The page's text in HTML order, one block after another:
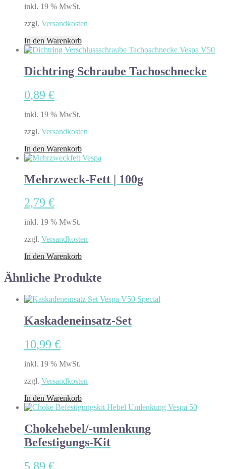
inkl. 19 % MwSt.
zzgl. Versandkosten
In den Warenkorb
Dichtring Schraube Tachoschnecke
0,89 €
inkl. 19 % MwSt.
zzgl. Versandkosten
In den Warenkorb
Mehrzweck-Fett | 100g
2,79 €
inkl. 19 % MwSt.
zzgl. Versandkosten
In den Warenkorb
Ähnliche Produkte
Kaskadeneinsatz-Set
10,99 €
inkl. 19 % MwSt.
zzgl. Versandkosten
In den Warenkorb
Chokehebel/-umlenkung
Befestigungs-Kit
5,89 €